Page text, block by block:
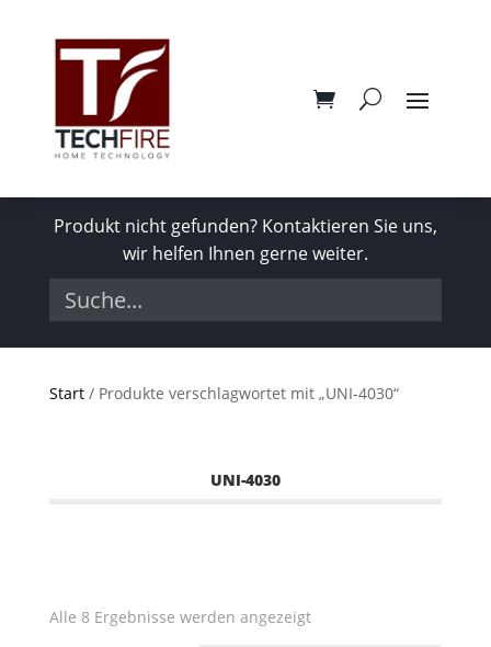
Produkt nicht gefunden? Kontaktieren Sie uns,
wir helfen Ihnen gerne weiter.
Start/ Produkte verschlagwortet mit „UNI-4030“
UNI-4030
Alle 8 Ergebnisse werden angezeigt